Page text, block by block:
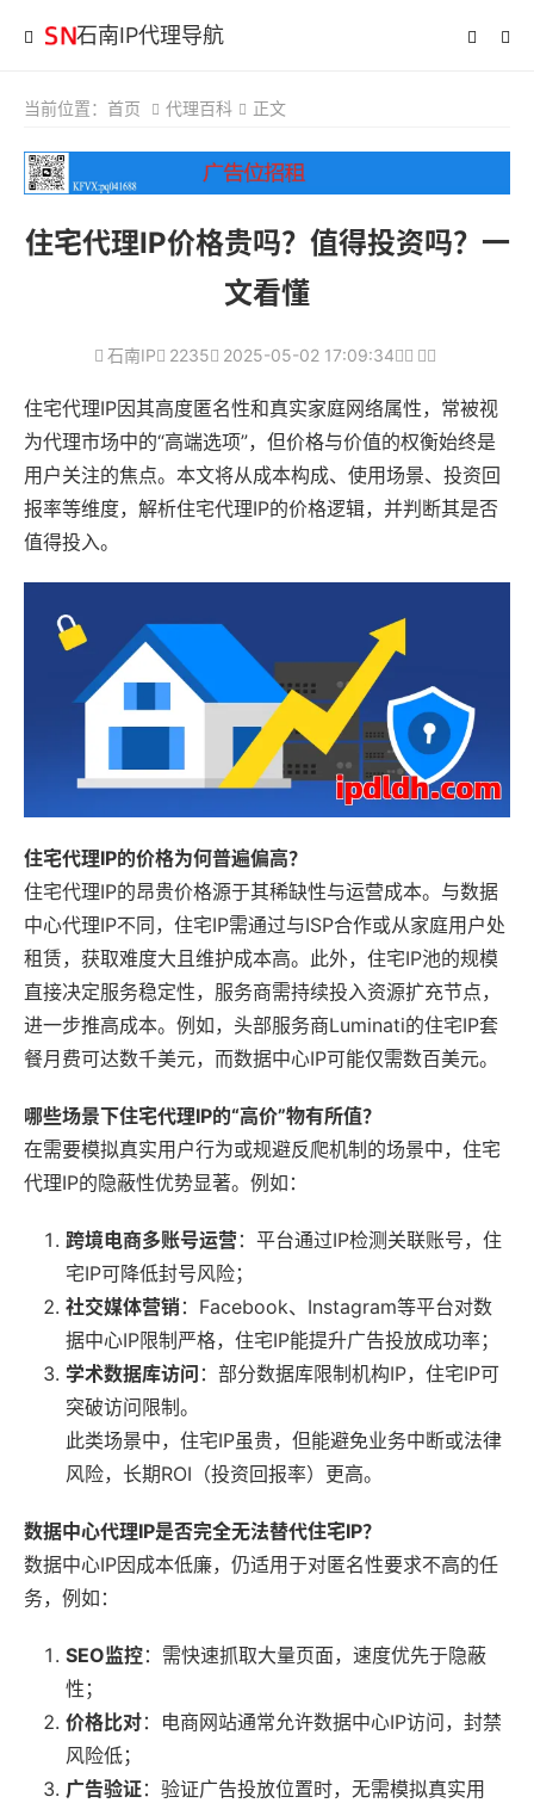
石南IP代理导航
当前位置： 首页 代理百科 正文
住宅代理IP价格贵吗？值得投资吗？一
文看懂
石南IP 2235 2025-05-02 17:09:34
住宅代理IP因其高度匿名性和真实家庭网络属性，常被视
为代理市场中的“高端选项”，但价格与价值的权衡始终是
用户关注的焦点。本文将从成本构成、使用场景、投资回
报率等维度，解析住宅代理IP的价格逻辑，并判断其是否
值得投入。
住宅代理IP的价格为何普遍偏高？
住宅代理IP的昂贵价格源于其稀缺性与运营成本。与数据
中心代理IP不同，住宅IP需通过与ISP合作或从家庭用户处
租赁，获取难度大且维护成本高。此外，住宅IP池的规模
直接决定服务稳定性，服务商需持续投入资源扩充节点，
进一步推高成本。例如，头部服务商Luminati的住宅IP套
餐月费可达数千美元，而数据中心IP可能仅需数百美元。
哪些场景下住宅代理IP的“高价”物有所值？
在需要模拟真实用户行为或规避反爬机制的场景中，住宅
代理IP的隐蔽性优势显著。例如：
跨境电商多账号运营：平台通过IP检测关联账号，住
宅IP可降低封号风险；
社交媒体营销：Facebook、Instagram等平台对数
据中心IP限制严格，住宅IP能提升广告投放成功率；
学术数据库访问 ：部分数据库限制机构IP，住宅IP可
突破访问限制。
此类场景中，住宅IP虽贵，但能避免业务中断或法律
风险，长期ROI（投资回报率）更高。
数据中心代理IP是否完全无法替代住宅IP？
数据中心IP因成本低廉，仍适用于对匿名性要求不高的任
务，例如：
SEO监控：需快速抓取大量页面，速度优先于隐蔽
性；
价格比对：电商网站通常允许数据中心IP访问，封禁
风险低；
广告验证：验证广告投放位置时，无需模拟真实用